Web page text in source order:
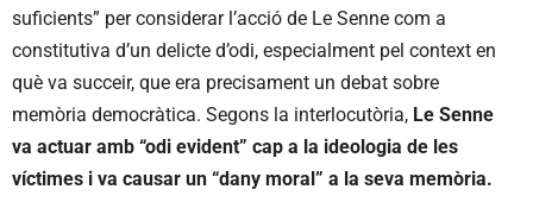
suficients” per considerar l’acció de Le Senne com a
constitutiva d’un delicte d’odi, especialment pel context en
què va succeir, que era precisament un debat sobre
memòria democràtica. Segons la interlocutòria, Le Senne
va actuar amb “odi evident” cap a la ideologia de les
víctimes i va causar un “dany moral” a la seva memòria.